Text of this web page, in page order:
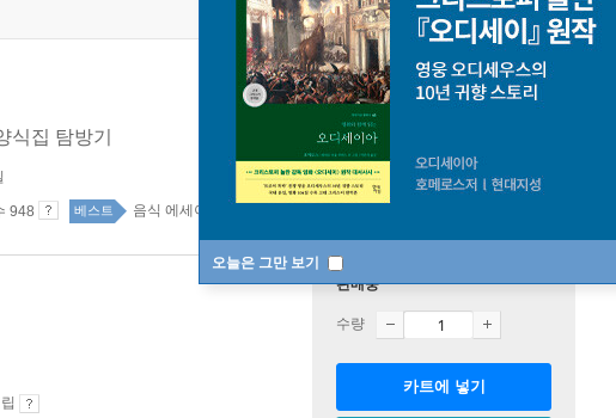
오늘은 그만 보기
식집 탐방기
948 베스트 음식 에세이 38위
판매중
수량
카트에 넣기